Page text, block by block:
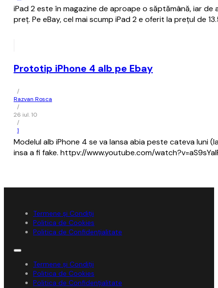
iPad 2 este în magazine de aproape o săptămână, iar
preţ. Pe eBay, cel mai scump iPad 2 e oferit la preţul de
Prototip iPhone 4 alb pe Ebay
/
Razvan Rosca
/
26 iul. 10
/
1
Modelul alb iPhone 4 se va lansa abia peste cateva luni
insa a fi fake. httpv://www.youtube.com/
Termene și Condiții
Politica de Cookies
Politica de Confidențialitate
Termene și Condiții
Politica de Cookies
Politica de Confidențialitate